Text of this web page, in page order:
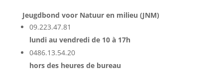
Jeugdbond voor Natuur en milieu (JNM)
09.223.47.81
lundi au vendredi de 10 à 17h
0486.13.54.20
hors des heures de bureau